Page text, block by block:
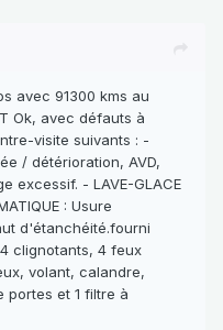
avec 91300 kms au
Ok, avec défauts à
visite suivants : -
/ détérioration, AVD,
excessif. - LAVE-GLACE
: Usure
d'étanchéité.fourni
clignotants, 4 feux
volant, calandre,
portes et 1 filtre à